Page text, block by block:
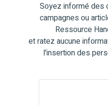
Soyez informé des
campagnes ou
Ressource
et ratez aucune
l'insertion des